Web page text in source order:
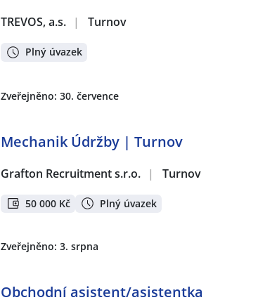
TREVOS, a.s. | Turnov
Plný úvazek
Zveřejněno: 30. července
Mechanik Údržby | Turnov
Grafton Recruitment s.r.o. | Turnov
50 000 Kč Plný úvazek
Zveřejněno: 3. srpna
Obchodní asistent/asistentka